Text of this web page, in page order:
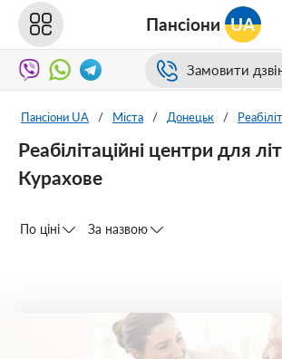
Пансіони UA
Замовити
Пансіони UA / Міста / Донецьк /
Реабілітаційні центри для
Курахове
По ціні За назвою